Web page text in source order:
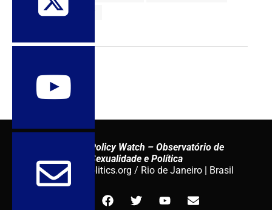
HIV/AIDS
SPW
Sexuality Policy Watch – Observatório de
Sexualidade e Política
admin@sxpolitics.org / Rio de Janeiro | Brasil